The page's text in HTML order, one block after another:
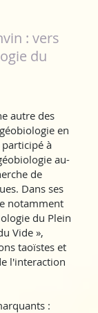
: vers
du
autre des
en
à
au-
de
Dans ses
notamment
du Plein
Vide »,
taoïstes et
l'interaction
: